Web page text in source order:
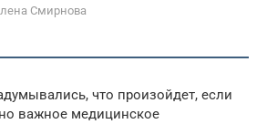
Смирнова
что произойдет, если
важное медицинское